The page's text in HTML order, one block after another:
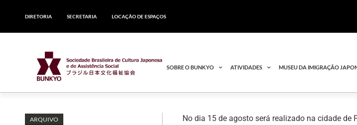
DIRETORIA SECRETARIA LOCAÇÃO DE ESPAÇOS
SOBRE O BUNKYO ATIVIDADES MUSEU DA IMIGRAÇÃO
ARQUIVO
No dia 15 de agosto será realizado na cidade de